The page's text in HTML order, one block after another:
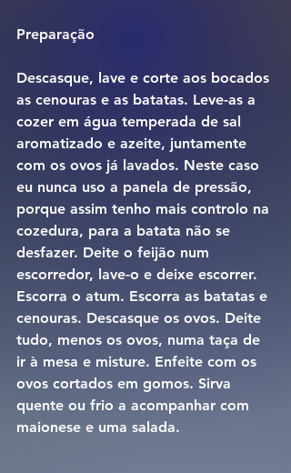
Preparação
Descasque, lave e corte aos bocados
as cenouras e as batatas. Leve-as a
cozer em água temperada de sal
aromatizado e azeite, juntamente
com os ovos já lavados. Neste caso
eu nunca uso a panela de pressão,
porque assim tenho mais controlo na
cozedura, para a batata não se
desfazer. Deite o feijão num
escorredor, lave-o e deixe escorrer.
Escorra o atum. Escorra as batatas e
cenouras. Descasque os ovos. Deite
tudo, menos os ovos, numa taça de
ir à mesa e misture. Enfeite com os
ovos cortados em gomos. Sirva
quente ou frio a acompanhar com
maionese e uma salada.